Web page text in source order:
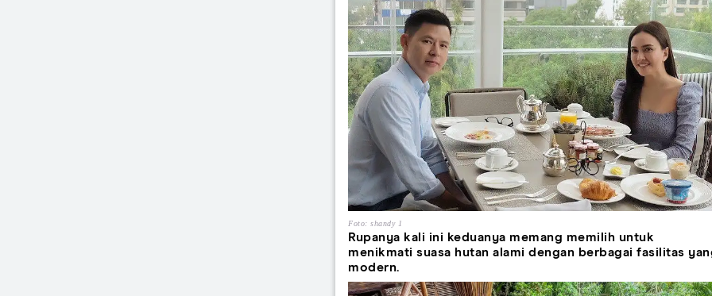
Foto: shandy 1
Rupanya kali ini keduanya memang memilih untuk
menikmati suasa hutan alami dengan berbagai fasilitas
modern.